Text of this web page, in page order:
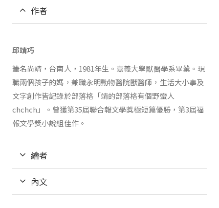
作者
邱靖巧
筆名尚靖，台南人，1981年生。嘉義大學獸醫學系畢業。現
職兩個孩子的媽，兼職永明動物醫院獸醫師，生活大小事及
文字創作皆記錄於部落格「靖的部落格有個野蠻人
chchch」。曾獲第35屆聯合報文學獎極短篇優勝，第3屆福
報文學獎小說組佳作。
繪者
內文